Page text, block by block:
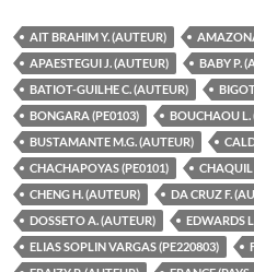
AIT BRAHIM Y. (AUTEUR)
APAESTEGUI J. (AUTEUR)
BABY P.
BATIOT-GUILHE C. (AUTEUR)
BONGARA (PE0103)
BOUCHAOU L.
BUSTAMANTE M.G. (AUTEUR)
CHACHAPOYAS (PE0101)
CHAQUIL
CHENG H. (AUTEUR)
DA CRUZ F.
DOSSETO A. (AUTEUR)
EDWARDS
ELIAS SOPLIN VARGAS (PE220803)